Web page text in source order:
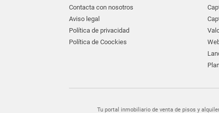
Contacta con nosotros
Aviso legal
Política de privacidad
Política de Coockies
Tu portal inmobiliario de venta de pisos y